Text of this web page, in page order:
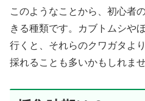
このようなことから、初心者
きる種類です。カブトムシや
行くと、それらのクワガタよ
採れることも多いかもしれませ